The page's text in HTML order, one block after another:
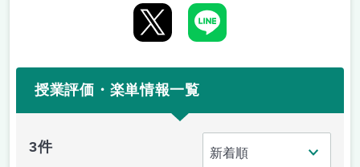
授業評価・楽単情報一覧
3件